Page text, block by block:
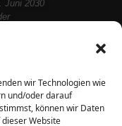
wir Technologien wie
und/oder darauf
können wir Daten
Website
Juni 2030